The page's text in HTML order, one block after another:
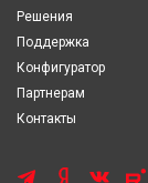
Решения
Поддержка
Конфигуратор
Партнерам
Контакты